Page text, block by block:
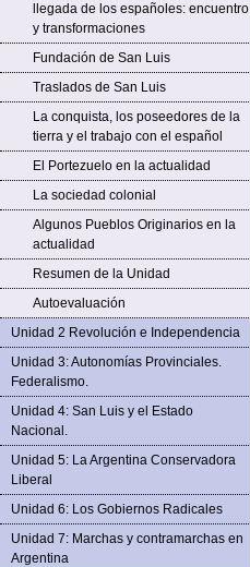
llegada de los españoles: encuentro
y transformaciones
Fundación de San Luis
Traslados de San Luis
La conquista, los poseedores de la
tierra y el trabajo con el español
El Portezuelo en la actualidad
La sociedad colonial
Algunos Pueblos Originarios en la
actualidad
Resumen de la Unidad
Autoevaluación
Unidad 2 Revolución e Independencia
Unidad 3: Autonomías Provinciales.
Federalismo.
Unidad 4: San Luis y el Estado
Nacional.
Unidad 5: La Argentina Conservadora
Liberal
Unidad 6: Los Gobiernos Radicales
Unidad 7: Marchas y contramarchas en
Argentina